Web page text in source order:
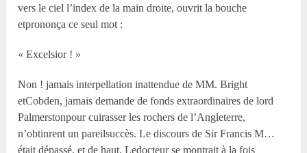
vers le ciel l’index de la main droite, ouvrit la bouche
etprononça ce seul mot :
« Excelsior ! »
Non ! jamais interpellation inattendue de MM. Bright
etCobden, jamais demande de fonds extraordinaires de lord
Palmerstonpour cuirasser les rochers de l’Angleterre,
n’obtinrent un pareilsuccès. Le discours de Sir Francis M…
était dépassé, et de haut. Ledocteur se montrait à la fois